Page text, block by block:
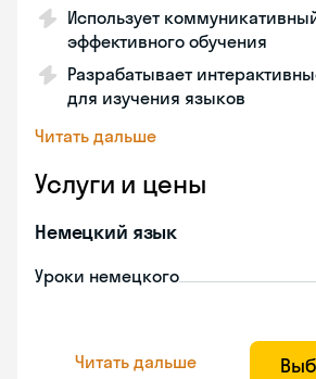
Использует
эффективного обучения
Разрабатывает
для изучения языков
Читать дальше
Услуги и цены
Немецкий язык
Уроки немецкого
Читать дальше